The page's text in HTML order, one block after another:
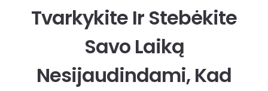
Tvarkykite Ir Stebėkite
Savo Laiką
Nesijaudindami, Kad